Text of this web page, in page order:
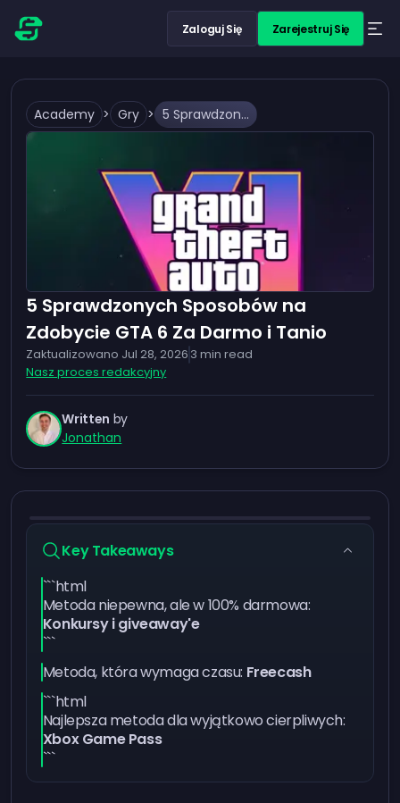
Zaloguj Się Zarejestruj Się
Academy > Gry > 5 Sprawdzonych Sposobów na Zdobycie GTA 6 Za Darmo i Tanio
5 Sprawdzonych Sposobów na
Zdobycie GTA 6 Za Darmo i Tanio
Zaktualizowano Jul 28, 2026 3 min read
Nasz proces redakcyjny
Written by
Jonathan
Key Takeaways
```html
Metoda niepewna, ale w 100% darmowa:
Konkursy i giveaway'e
```
Metoda, która wymaga czasu: Freecash
```html
Najlepsza metoda dla wyjątkowo cierpliwych:
Xbox Game Pass
```